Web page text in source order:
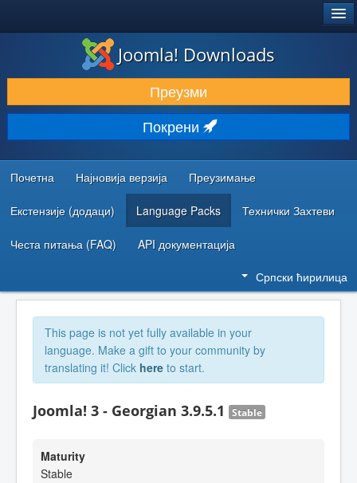
ПРЕУЗИМАЊЕ И ПРОШИРЕЊА (ЕКСТЕНЗИЈЕ)
ОТКРИЈТЕ И НАУЧИТЕ
ЗАЈЕДНИЦА И ПОДРШКА
РЕСУРСИ ЗА РАЗВОЈ
Joomla! Downloads
Преузми
Покрени
Почетна Најновија верзија Преузимање
Екстензије (додаци) Language Packs Технички Захтеви
Честа питања (FAQ) API документација
Српски ћирилица
This page is not yet fully available in your
language. Make a gift to your community by
translating it! Click here to start.
Joomla! 3 - Georgian 3.9.5.1 Stable
Maturity
Stable